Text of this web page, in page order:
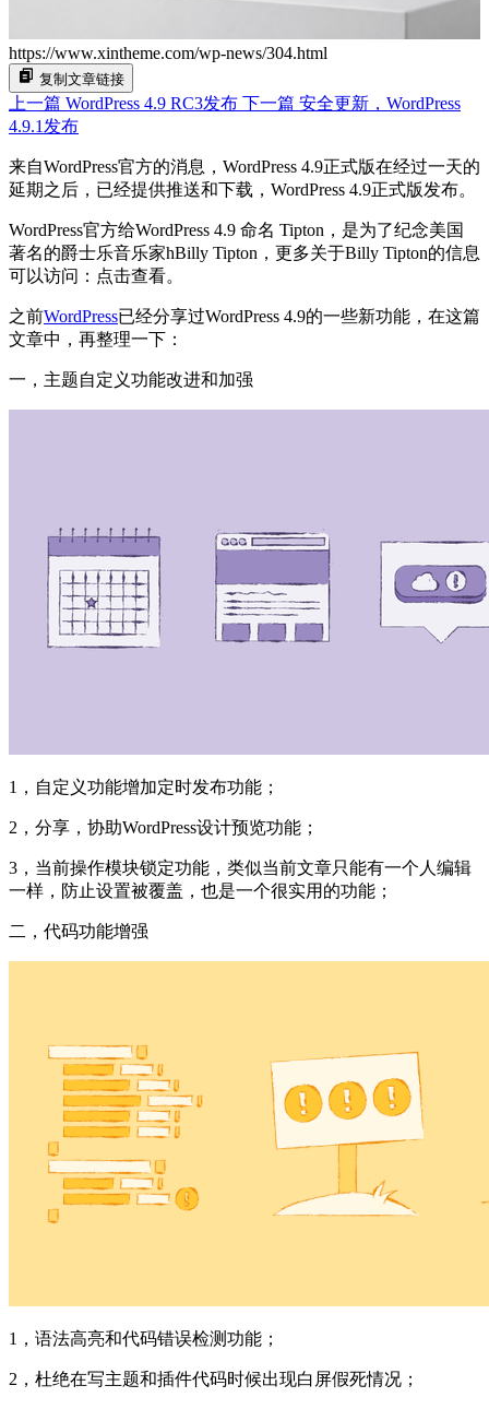
https://www.xintheme.com/wp-news/304.html
复制文章链接
上一篇 WordPress 4.9 RC3发布 下一篇 安全更新，WordPress
4.9.1发布
来自WordPress官方的消息，WordPress 4.9正式版在经过一天的
延期之后，已经提供推送和下载，WordPress 4.9正式版发布。
WordPress官方给WordPress 4.9 命名 Tipton，是为了纪念美国
著名的爵士乐音乐家hBilly Tipton，更多关于Billy Tipton的信息
可以访问：点击查看。
之前WordPress已经分享过WordPress 4.9的一些新功能，在这篇
文章中，再整理一下：
一，主题自定义功能改进和加强
1，自定义功能增加定时发布功能；
2，分享，协助WordPress设计预览功能；
3，当前操作模块锁定功能，类似当前文章只能有一个人编辑
一样，防止设置被覆盖，也是一个很实用的功能；
二，代码功能增强
1，语法高亮和代码错误检测功能；
2，杜绝在写主题和插件代码时候出现白屏假死情况；